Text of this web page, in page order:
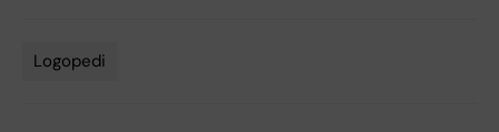
Logopedi